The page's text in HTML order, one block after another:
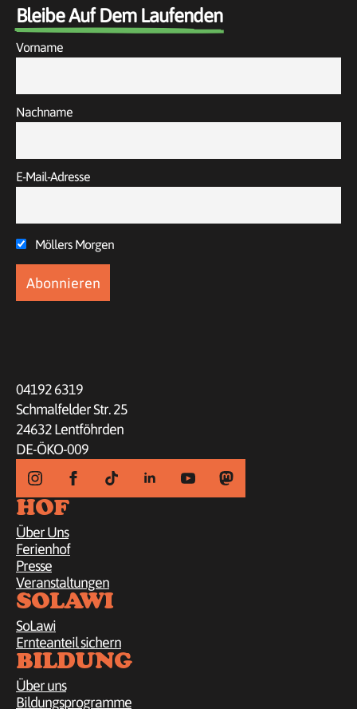
Bleibe Auf Dem Laufenden
Vorname
Nachname
E-Mail-Adresse
Möllers Morgen
04192 6319
Schmalfelder Str. 25
24632 Lentföhrden
DE-ÖKO-009
HOF
Über Uns
Ferienhof
Presse
Veranstaltungen
SOLAWI
SoLawi
Ernteanteil sichern
BILDUNG
Über uns
Bildungsprogramme